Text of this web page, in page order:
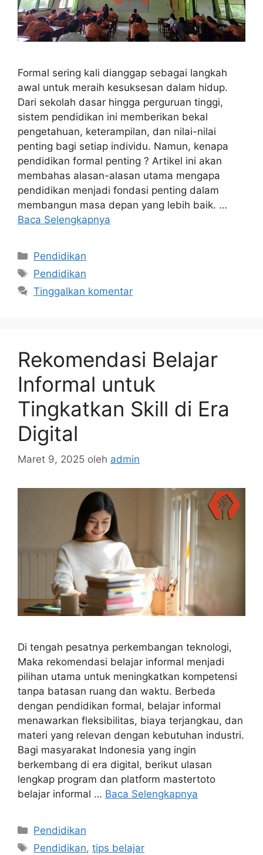
Formal sering kali dianggap sebagai langkah
awal untuk meraih kesuksesan dalam hidup.
Dari sekolah dasar hingga perguruan tinggi,
sistem pendidikan ini memberikan bekal
pengetahuan, keterampilan, dan nilai-nilai
penting bagi setiap individu. Namun, kenapa
pendidikan formal penting ? Artikel ini akan
membahas alasan-alasan utama mengapa
pendidikan menjadi fondasi penting dalam
membangun masa depan yang lebih baik. …
Baca Selengkapnya
Kategori
Pendidikan
Tag
Pendidikan
Tinggalkan komentar
Rekomendasi Belajar
Informal untuk
Tingkatkan Skill di Era
Digital
Maret 9, 2025 oleh admin
Di tengah pesatnya perkembangan teknologi,
Maka rekomendasi belajar informal menjadi
pilihan utama untuk meningkatkan kompetensi
tanpa batasan ruang dan waktu. Berbeda
dengan pendidikan formal, belajar informal
menawarkan fleksibilitas, biaya terjangkau, dan
materi yang relevan dengan kebutuhan industri.
Bagi masyarakat Indonesia yang ingin
berkembang di era digital, berikut ulasan
lengkap program dan platform mastertoto
belajar informal … Baca Selengkapnya
Kategori
Pendidikan
Tag
Pendidikan,tips belajar